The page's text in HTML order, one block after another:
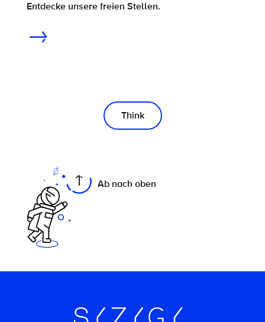
Entdecke unsere freien Stellen.
Think
Ab nach oben